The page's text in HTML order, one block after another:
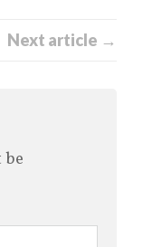
Next article →